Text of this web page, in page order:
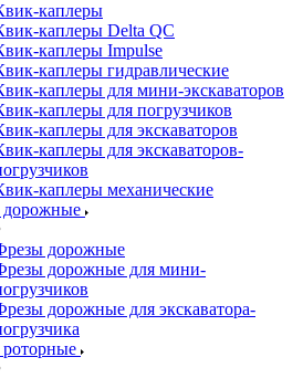
каплеры
каплеры Delta QC
каплеры Impulse
каплеры гидравлические
каплеры для мини-экскаваторов
каплеры для погрузчиков
каплеры для экскаваторов
каплеры для экскаваторов-
каплеры механические
дорожные
дорожные для мини-
дорожные для экскаватора-